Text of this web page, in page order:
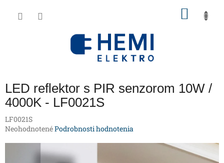
LED reflektor s PIR senzorom 10W /
4000K - LF0021S
LF0021S
Priemerné
NeohodnotenéPodrobnosti hodnotenia